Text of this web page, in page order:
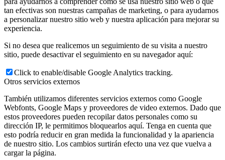
tan efectivas son nuestras campañas de marketing, o para ayudarnos
a personalizar nuestro sitio web y nuestra aplicación para mejorar su
experiencia.
Si no desea que realicemos un seguimiento de su visita a nuestro
sitio, puede desactivar el seguimiento en su navegador aquí:
Click to enable/disable Google Analytics tracking.
Otros servicios externos
También utilizamos diferentes servicios externos como Google
Webfonts, Google Maps y proveedores de video externos. Dado que
estos proveedores pueden recopilar datos personales como su
dirección IP, le permitimos bloquearlos aquí. Tenga en cuenta que
esto podría reducir en gran medida la funcionalidad y la apariencia
de nuestro sitio. Los cambios surtirán efecto una vez que vuelva a
cargar la página.